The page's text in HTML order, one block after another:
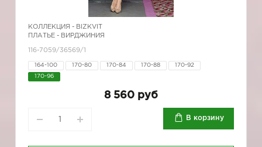
КОЛЛЕКЦИЯ - BIZKVIT
ПЛАТЬЕ - ВИРДЖИНИЯ
116-7059/36569/1
164-100 170-80 170-84 170-88 170-92
170-96
8 560 руб
В корзину